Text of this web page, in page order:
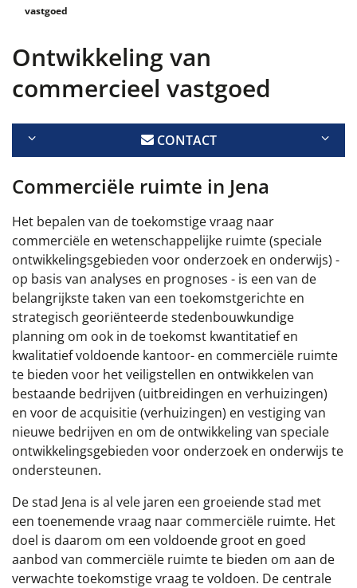
vastgoed
Ontwikkeling van
commercieel vastgoed
CONTACT
Commerciële ruimte in Jena
Het bepalen van de toekomstige vraag naar
commerciële en wetenschappelijke ruimte (speciale
ontwikkelingsgebieden voor onderzoek en onderwijs) -
op basis van analyses en prognoses - is een van de
belangrijkste taken van een toekomstgerichte en
strategisch georiënteerde stedenbouwkundige
planning om ook in de toekomst kwantitatief en
kwalitatief voldoende kantoor- en commerciële ruimte
te bieden voor het veiligstellen en ontwikkelen van
bestaande bedrijven (uitbreidingen en verhuizingen)
en voor de acquisitie (verhuizingen) en vestiging van
nieuwe bedrijven en om de ontwikkeling van speciale
ontwikkelingsgebieden voor onderzoek en onderwijs te
ondersteunen.
De stad Jena is al vele jaren een groeiende stad met
een toenemende vraag naar commerciële ruimte. Het
doel is daarom om een voldoende groot en goed
aanbod van commerciële ruimte te bieden om aan de
verwachte toekomstige vraag te voldoen. De centrale